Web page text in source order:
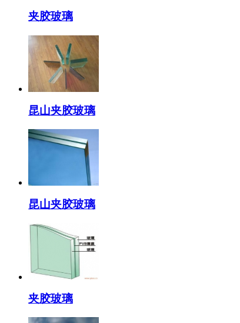
夹胶玻璃
昆山夹胶玻璃
昆山夹胶玻璃
夹胶玻璃